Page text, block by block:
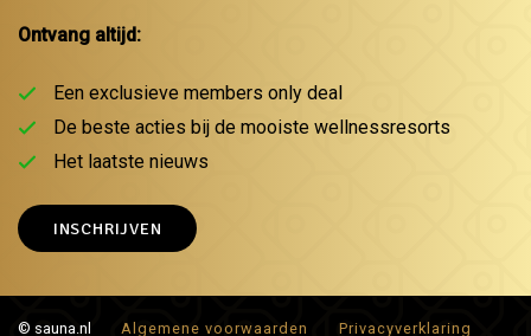
Ontvang altijd:
Een exclusieve members only deal
De beste acties bij de mooiste wellnessresorts
Het laatste nieuws
INSCHRIJVEN
© sauna.nl Algemene voorwaarden Privacyverklaring